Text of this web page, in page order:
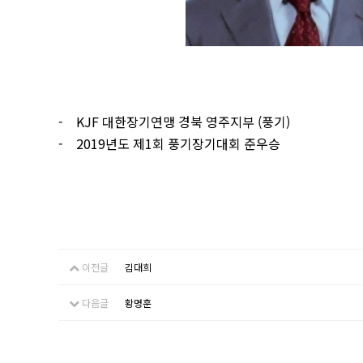
- KJF 대한장기연맹 경북 영주지부 (풍기)
- 2019년도 제1회 풍기장기대회 준우승
이전글 김대희
다음글 황명훈